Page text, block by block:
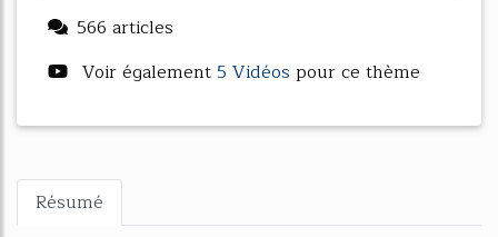
566 articles
Voir également5 Vidéos pour ce thème
Résumé